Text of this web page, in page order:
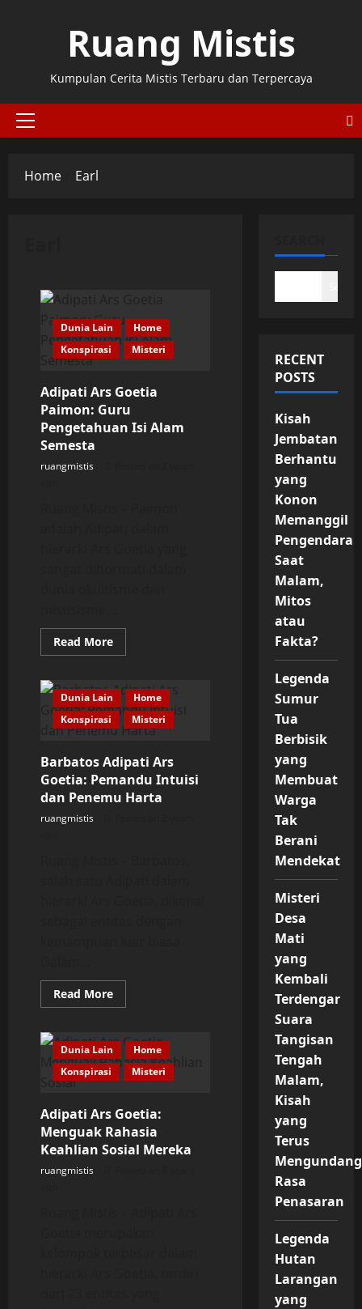
Ruang Mistis
Kumpulan Cerita Mistis Terbaru dan Terpercaya
Primary
Home Earl
Dunia Lain
Home
Konspirasi
Misteri
Adipati Ars Goetia
Paimon: Guru
Pengetahuan Isi Alam
Semesta
ruangmistis
Read MoreRead
more
Ars
Goetia
Paimon:
Guru
Pengetahuan
Alam
Semesta
Dunia Lain
Home
Konspirasi
Misteri
Barbatos Adipati Ars
Goetia: Pemandu Intuisi
dan Penemu Harta
ruangmistis
Read MoreRead
more
Adipati
Goetia:
Pemandu
Intuisi
Penemu
Harta
Dunia Lain
Home
Konspirasi
Misteri
Adipati Ars Goetia:
Menguak Rahasia
Keahlian Sosial Mereka
ruangmistis
RECENT
POSTS
Kisah
Jembatan
Berhantu
yang
Konon
Memanggil
Pengendara
Saat
Malam,
Mitos
atau
Fakta?
Legenda
Sumur
Tua
Berbisik
yang
Membuat
Warga
Tak
Berani
Mendekat
Misteri
Desa
Mati
yang
Kembali
Terdengar
Suara
Tangisan
Tengah
Malam,
Kisah
yang
Terus
Mengundang
Rasa
Penasaran
Legenda
Hutan
Larangan
yang